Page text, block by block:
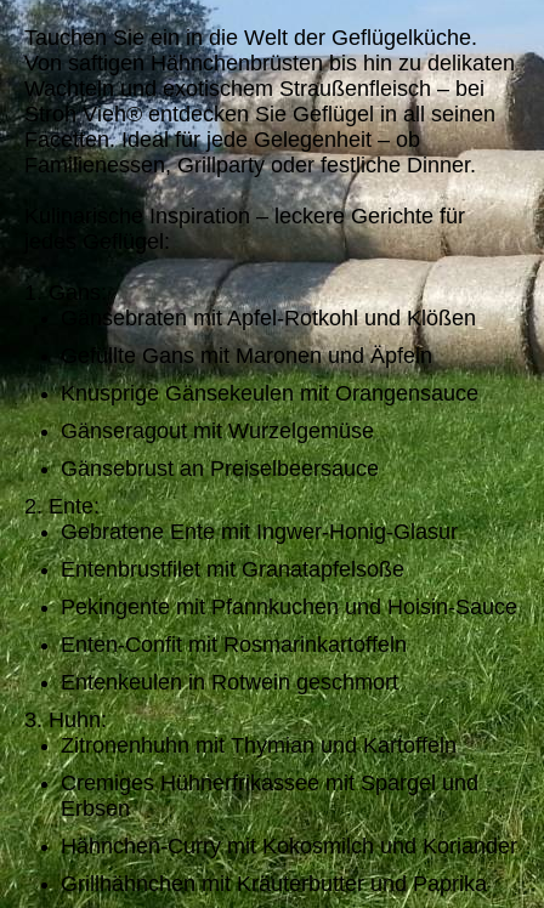
Tauchen Sie ein in die Welt der Geflügelküche.
Von saftigen Hähnchenbrüsten bis hin zu delikaten
Wachteln und exotischem Straußenfleisch – bei
Stroh Vieh® entdecken Sie Geflügel in all seinen
Facetten. Ideal für jede Gelegenheit – ob
Familienessen, Grillparty oder festliche Dinner.
Kulinarische Inspiration – leckere Gerichte für
jedes Geflügel:
1. Gans:
Gänsebraten mit Apfel-Rotkohl und Klößen
Gefüllte Gans mit Maronen und Äpfeln
Knusprige Gänsekeulen mit Orangensauce
Gänseragout mit Wurzelgemüse
Gänsebrust an Preiselbeersauce
2. Ente:
Gebratene Ente mit Ingwer-Honig-Glasur
Entenbrustfilet mit Granatapfelsoße
Pekingente mit Pfannkuchen und Hoisin-Sauce
Enten-Confit mit Rosmarinkartoffeln
Entenkeulen in Rotwein geschmort
3. Huhn:
Zitronenhuhn mit Thymian und Kartoffeln
Cremiges Hühnerfrikassee mit Spargel und
Erbsen
Hähnchen-Curry mit Kokosmilch und Koriander
Grillhähnchen mit Kräuterbutter und Paprika